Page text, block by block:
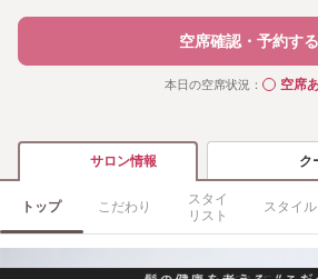
空席確認・予約する
本日の空席状況： ◯空席
サロン情報 ク
トップ こだわり
スタイ
リスト
スタイル